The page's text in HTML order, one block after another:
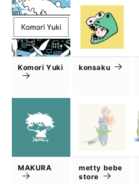
Komori Yuki konsaku
MAKURA
metty bebe
store